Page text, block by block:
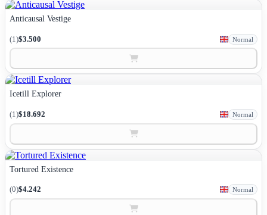
Anticausal Vestige
(1)$3.500 Normal
Icetill Explorer
(1)$18.692 Normal
Tortured Existence
(0)$4.242 Normal